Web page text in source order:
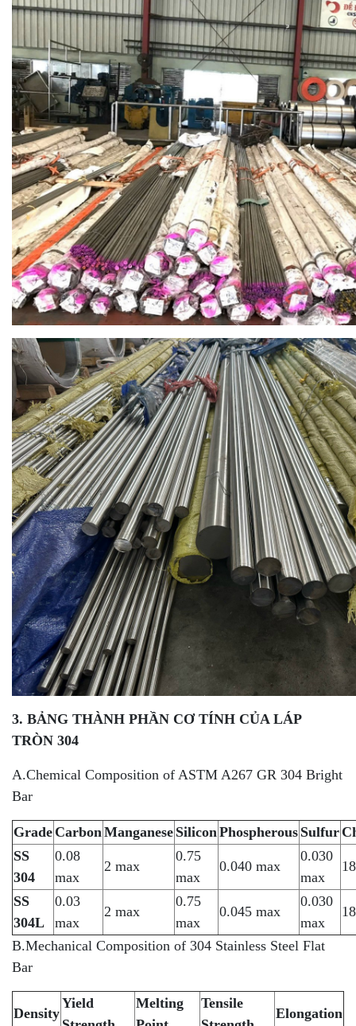
3. BẢNG THÀNH PHẦN CƠ TÍNH CỦA LÁP
TRÒN 304
A.Chemical Composition of ASTM A267 GR 304 Bright
Bar
Grade Carbon Manganese Silicon Phospherous Sulfur
SS
304
0.08
max
2 max
0.75
max
0.040 max
0.030
max
SS
304L
0.03
max
2 max
0.75
max
0.045 max
0.030
max
B.Mechanical Composition of 304 Stainless Steel Flat
Bar
Density
Yield
Melting
Tensile
Elongation